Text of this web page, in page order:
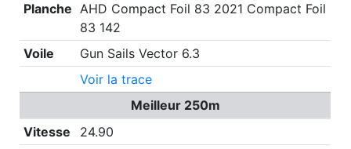
Planche AHD Compact Foil 83 2021 Compact Foil
83 142
Voile
Gun Sails Vector 6.3
Voir la trace
Meilleur 250m
Vitesse
24.90